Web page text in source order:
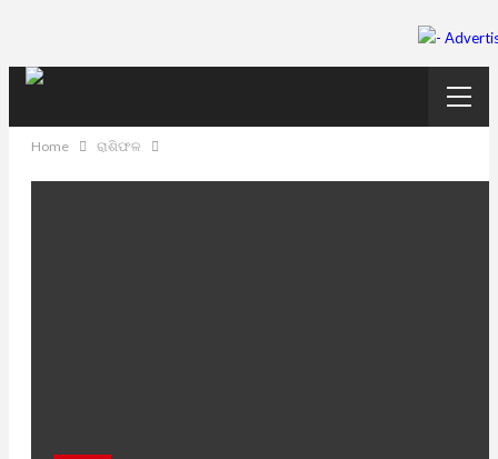
Home ରାଶିଫଳ